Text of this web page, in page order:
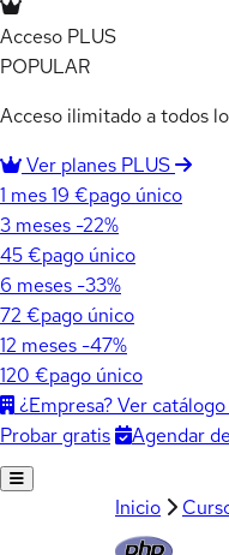
Acceso PLUS
POPULAR
Acceso ilimitado a todos
Ver planes PLUS
1 mes19 €pago único
3 meses -22%
45 €pago único
6 meses -33%
72 €pago único
12 meses -47%
120 €pago único
¿Empresa? Ver
Probar gratis
Agendar
Inicio